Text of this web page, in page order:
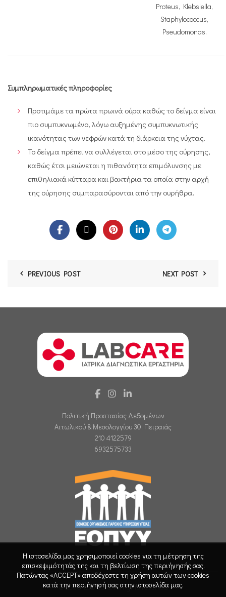
Proteus, Klebsiella,
Staphylococcus,
Pseudomonas.
Συμπληρωματικές πληροφορίες
Προτιμάμε τα πρώτα πρωινά ούρα καθώς το δείγμα είναι
πιο συμπυκνωμένο, λόγω αυξημένης συμπυκνωτικής
ικανότητας των νεφρών κατά τη διάρκεια της νύχτας.
To δείγμα πρέπει να συλλέγεται στο μέσο της ούρησης,
καθώς έτσι μειώνεται η πιθανότητα επιμόλυνσης με
επιθηλιακά κύτταρα και βακτήρια τα οποία στην αρχή
της ούρησης συμπαρασύρονται από την ουρήθρα.
PREVIOUS POST NEXT POST
Πολιτική Προστασίας Δεδομένων
Αιτωλικού & Μεσολογγίου 30, Πειραιάς
210 4122579
6932575733
© 2026Lab Care. All rights reserved
Η ιστοσελίδα μας χρησιμοποιεί cookies για τη μέτρηση της
επισκεψιμότητάς της και τη βελτίωση της περιήγησής σας.
Πατώντας «ACCEPT» αποδέχεστε τη χρήση αυτών των cookies
κατά την περιήγησή σας στην ιστοσελίδα μας.